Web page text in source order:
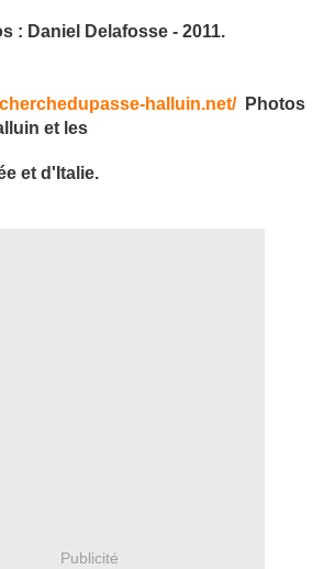
: Daniel Delafosse - 2011.
halluin.net/Photos
et les
et d'Italie.
Publicité